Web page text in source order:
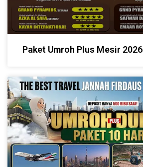
Paket Umroh Plus Mesir 2026